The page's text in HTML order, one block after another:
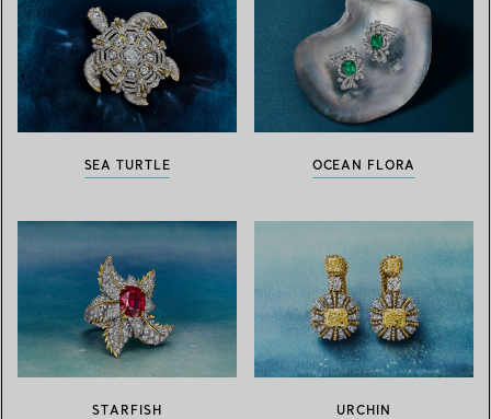
SEA TURTLE OCEAN FLORA
STARFISH URCHIN